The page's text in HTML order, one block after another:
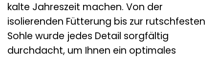
kalte Jahreszeit machen. Von der
isolierenden Fütterung bis zur rutschfesten
Sohle wurde jedes Detail sorgfältig
durchdacht, um Ihnen ein optimales